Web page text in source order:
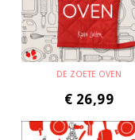
DE ZOETE OVEN
€ 26,99